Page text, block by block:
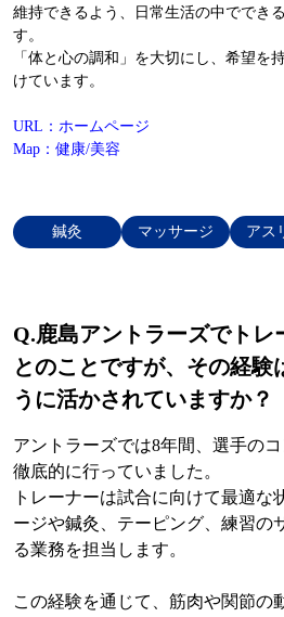
維持できるよう、日常生活の中ででき
す。
「体と心の調和」を大切にし、希望を
けています。
URL：ホームページ
Map：健康/美容
鍼灸 マッサージ アス
Q.鹿島アントラーズでトレ
とのことですが、その経験
うに活かされていますか？
アントラーズでは8年間、選手の
徹底的に行っていました。
トレーナーは試合に向けて最適な
ージや鍼灸、テーピング、練習の
る業務を担当します。
この経験を通じて、筋肉や関節の